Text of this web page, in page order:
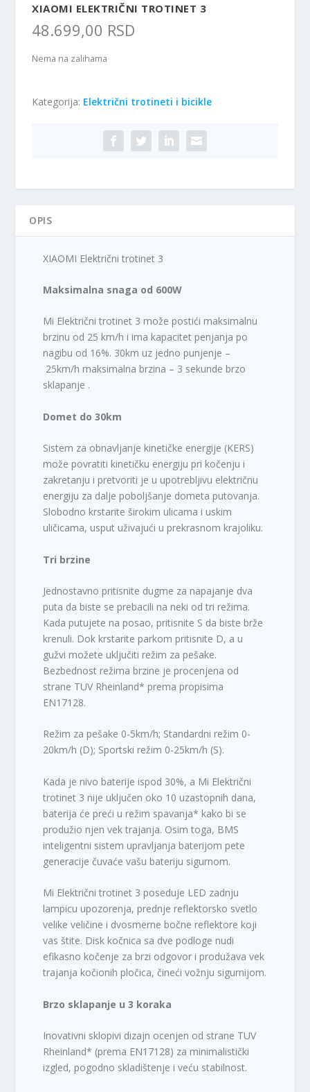
XIAOMI ELEKTRIČNI TROTINET 3
48.699,00 RSD
Nema na zalihama
Kategorija: Električni trotineti i bicikle
OPIS
XIAOMI Električni trotinet 3
Maksimalna snaga od 600W
Mi Električni trotinet 3 može postići maksimalnu
brzinu od 25 km/h i ima kapacitet penjanja po
nagibu od 16%. 30km uz jedno punjenje –
25km/h maksimalna brzina – 3 sekunde brzo
sklapanje .
Domet do 30km
Sistem za obnavljanje kinetičke energije (KERS)
može povratiti kinetičku energiju pri kočenju i
zakretanju i pretvoriti je u upotrebljivu električnu
energiju za dalje poboljšanje dometa putovanja.
Slobodno krstarite širokim ulicama i uskim
uličicama, usput uživajući u prekrasnom krajoliku.
Tri brzine
Jednostavno pritisnite dugme za napajanje dva
puta da biste se prebacili na neki od tri režima.
Kada putujete na posao, pritisnite S da biste brže
krenuli. Dok krstarite parkom pritisnite D, a u
gužvi možete uključiti režim za pešake.
Bezbednost režima brzine je procenjena od
strane TUV Rheinland* prema propisima
EN17128.
Režim za pešake 0-5km/h; Standardni režim 0-
20km/h (D); Sportski režim 0-25km/h (S).
Kada je nivo baterije ispod 30%, a Mi Električni
trotinet 3 nije uključen oko 10 uzastopnih dana,
baterija će preći u režim spavanja* kako bi se
produžio njen vek trajanja. Osim toga, BMS
inteligentni sistem upravljanja baterijom pete
generacije čuvaće vašu bateriju sigurnom.
Mi Električni trotinet 3 poseduje LED zadnju
lampicu upozorenja, prednje reflektorsko svetlo
velike veličine i dvosmerne bočne reflektore koji
vas štite. Disk kočnica sa dve podloge nudi
efikasno kočenje za brzi odgovor i produžava vek
trajanja kočionih pločica, čineći vožnju sigurnijom.
Brzo sklapanje u 3 koraka
Inovativni sklopivi dizajn ocenjen od strane TUV
Rheinland* (prema EN17128) za minimalistički
izgled, pogodno skladištenje i veću stabilnost.